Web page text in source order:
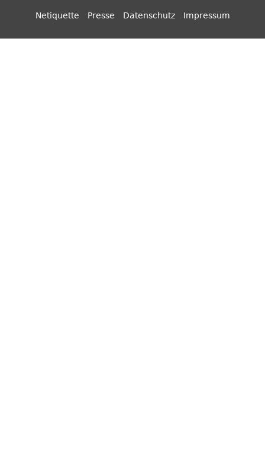
Netiquette Presse Datenschutz Impressum